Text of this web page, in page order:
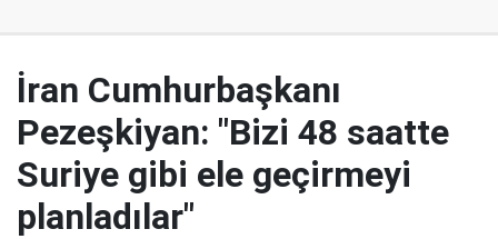
İran Cumhurbaşkanı
Pezeşkiyan: "Bizi 48 saatte
Suriye gibi ele geçirmeyi
planladılar"